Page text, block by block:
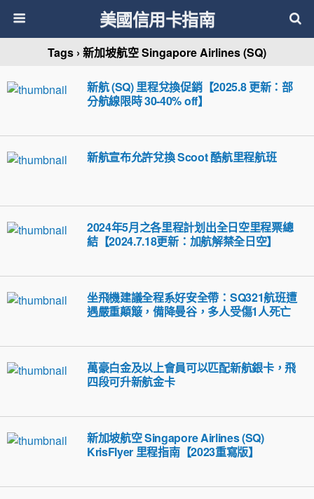
美國信用卡指南
Tags › 新加坡航空 Singapore Airlines (SQ)
新航 (SQ) 里程兌換促銷【2025.8 更新：部
分航線限時 30-40% off】
新航宣布允許兌換 Scoot 酷航里程航班
2024年5月之各里程計划出全日空里程票總
結【2024.7.18更新：加航解禁全日空】
坐飛機建議全程系好安全帶：SQ321航班遭
遇嚴重顛簸，備降曼谷，多人受傷1人死亡
萬豪白金及以上會員可以匹配新航銀卡，飛
四段可升新航金卡
新加坡航空 Singapore Airlines (SQ)
KrisFlyer 里程指南【2023重寫版】